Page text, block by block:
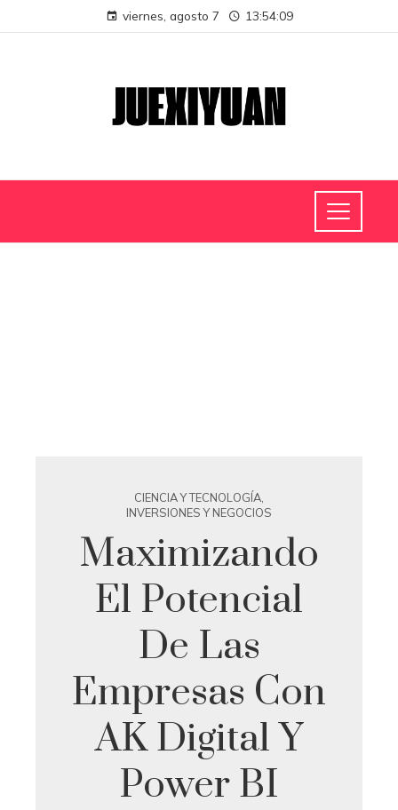
viernes, agosto 7 13:54:09
CIENCIA Y TECNOLOGÍA
INVERSIONES Y NEGOCIOS
Maximizando
El Potencial
De Las
Empresas Con
AK Digital Y
Power BI